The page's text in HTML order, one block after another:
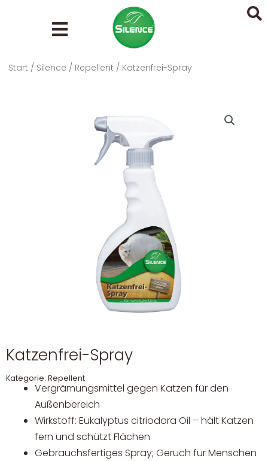
Search
Start / Silence / Repellent / Katzenfrei-Spray
Katzenfrei-Spray
Kategorie: Repellent
Vergrämungsmittel gegen Katzen für den
Außenbereich
Wirkstoff: Eukalyptus citriodora Oil – hält Katzen
fern und schützt Flächen
Gebrauchsfertiges Spray; Geruch für Menschen